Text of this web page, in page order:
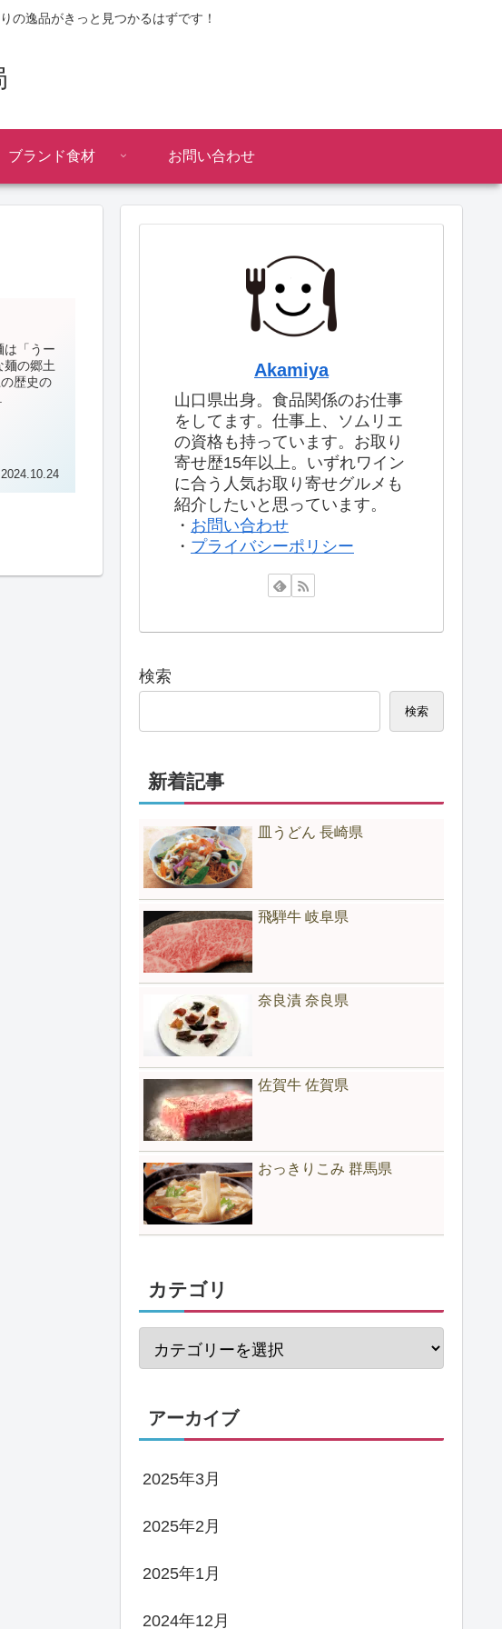
の逸品がきっと見つかるはずです！
ブランド食材 お問い合わせ
は「うー
麺の郷土
歴史の
2024.10.24
Akamiya
山口県出身。食品関係のお仕事
をしてます。仕事上、ソムリエ
の資格も持っています。お取り
寄せ歴15年以上。いずれワイン
に合う人気お取り寄せグルメも
紹介したいと思っています。
・ お問い合わせ
・ プライバシーポリシー
検索
検索
新着記事
皿うどん 長崎県
飛騨牛 岐阜県
奈良漬 奈良県
佐賀牛 佐賀県
おっきりこみ 群馬県
カテゴリ
アーカイブ
2025年3月
2025年2月
2025年1月
2024年12月